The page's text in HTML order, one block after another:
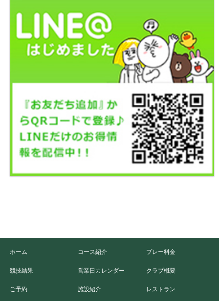
ホーム
競技結果
コース紹介
営業日カレンダー
プレー料金
クラブ概要
ご予約 施設紹介 レストラン